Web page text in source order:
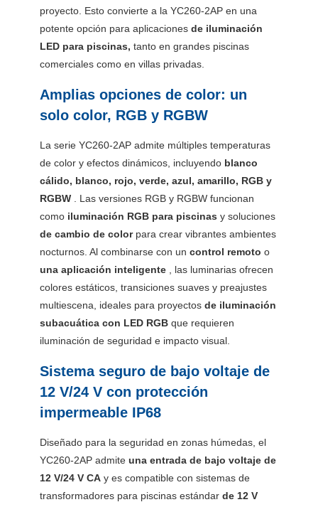
proyecto. Esto convierte a la YC260-2AP en una
potente opción para aplicaciones de iluminación
LED para piscinas, tanto en grandes piscinas
comerciales como en villas privadas.
Amplias opciones de color: un
solo color, RGB y RGBW
La serie YC260-2AP admite múltiples temperaturas
de color y efectos dinámicos, incluyendo blanco
cálido, blanco, rojo, verde, azul, amarillo, RGB y
RGBW . Las versiones RGB y RGBW funcionan
como iluminación RGB para piscinas y soluciones
de cambio de colorpara crear vibrantes ambientes
nocturnos. Al combinarse con un control remoto o
una aplicación inteligente , las luminarias ofrecen
colores estáticos, transiciones suaves y preajustes
multiescena, ideales para proyectos de iluminación
subacuática con LED RGB que requieren
iluminación de seguridad e impacto visual.
Sistema seguro de bajo voltaje de
12 V/24 V con protección
impermeable IP68
Diseñado para la seguridad en zonas húmedas, el
YC260-2AP admite una entrada de bajo voltaje de
12 V/24 V CA y es compatible con sistemas de
transformadores para piscinas estándar de 12 V